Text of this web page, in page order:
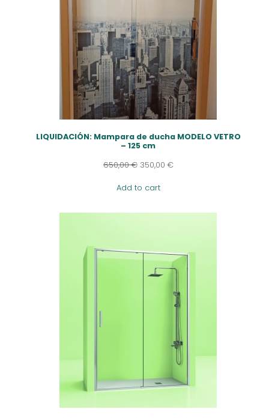
LIQUIDACIÓN: Mampara de ducha MODELO VETRO
– 125 cm
650,00€ 350,00 €
Add to cart